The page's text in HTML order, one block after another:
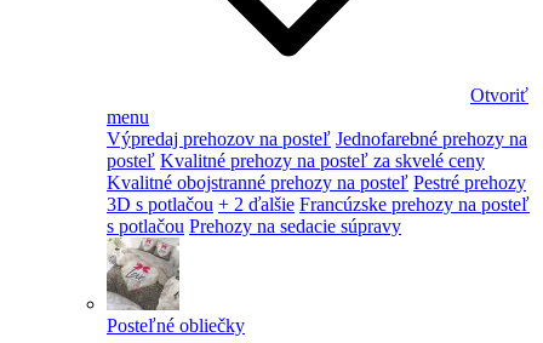
Otvoriť
menu
Výpredaj prehozov na posteľ Jednofarebné prehozy na
posteľ Kvalitné prehozy na posteľ za skvelé ceny
Kvalitné obojstranné prehozy na posteľ Pestré prehozy
3D s potlačou + 2 ďalšie Francúzske prehozy na posteľ
s potlačou Prehozy na sedacie súpravy
Posteľné obliečky